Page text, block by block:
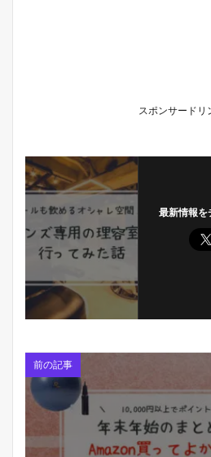
スポンサードリ
最新情報を
前の記事